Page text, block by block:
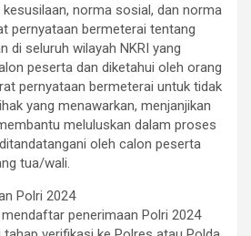
norma sosial, dan norma
pernyataan bermeterai tentang
di seluruh wilayah NKRI yang
peserta dan diketahui oleh orang
pernyataan bermeterai untuk tidak
yang menawarkan, menjanjikan
meluluskan dalam proses
oleh calon peserta
tua/wali.
Polri 2024
penerimaan Polri 2024